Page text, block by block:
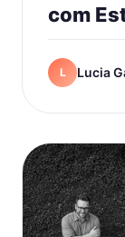
com
L Lucia